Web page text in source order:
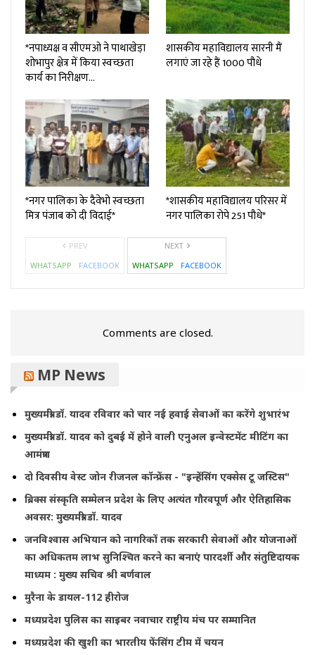
*नपाध्यक्ष व सीएमओ ने पाथाखेड़ा
शोभापुर क्षेत्र में किया स्वच्छता
कार्य का निरीक्षण…
शासकीय महाविद्यालय सारनी मैं
लगाएं जा रहे हैं 1000 पौधे
*नगर पालिका के दैवेभो स्वच्छता
मित्र पंजाब को दी विदाई*
*शासकीय महाविद्यालय परिसर में
नगर पालिका रोपे 251 पौधे*
PREV
WHATSAPP
FACEBOOK
NEXT
WHATSAPP
FACEBOOK
Comments are closed.
MP News
मुख्यमंत्री डॉ. यादव रविवार को चार नई हवाई सेवाओं का करेंगे शुभारंभ
मुख्यमंत्री डॉ. यादव को दुबई में होने वाली एनुअल इन्वेस्टमेंट मीटिंग का
आमंत्रण
दो दिवसीय वेस्ट जोन रीजनल कॉन्फ्रेंस - "इन्हेंसिंग एक्सेस टू जस्टिस"
ब्रिक्स संस्कृति सम्मेलन प्रदेश के लिए अत्यंत गौरवपूर्ण और ऐतिहासिक
अवसर: मुख्यमंत्री डॉ. यादव
जनविश्वास अभियान को नागरिकों तक सरकारी सेवाओं और योजनाओं
का अधिकतम लाभ सुनिश्चित करने का बनाएं पारदर्शी और संतुष्टिदायक
माध्यम : मुख्य सचिव श्री बर्णवाल
मुरैना के डायल-112 हीरोज
मध्यप्रदेश पुलिस का साइबर नवाचार राष्ट्रीय मंच पर सम्मानित
मध्यप्रदेश की खुशी का भारतीय फेंसिंग टीम में चयन